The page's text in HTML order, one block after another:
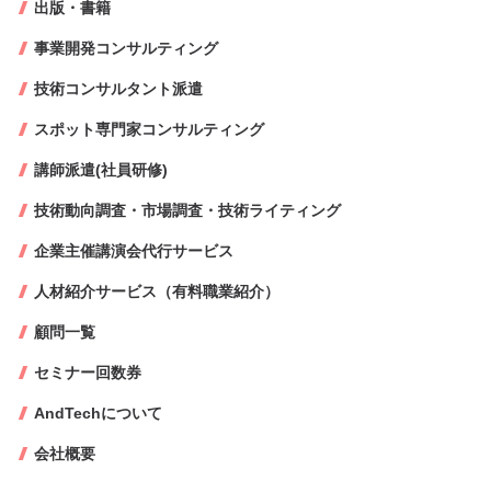
出版・書籍
事業開発コンサルティング
技術コンサルタント派遣
スポット専門家コンサルティング
講師派遣(社員研修)
技術動向調査・市場調査・技術ライティング
企業主催講演会代行サービス
人材紹介サービス（有料職業紹介）
顧問一覧
セミナー回数券
AndTechについて
会社概要